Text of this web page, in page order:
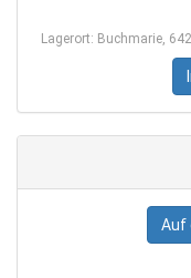
Lagerort: Buchmarie,
Auf